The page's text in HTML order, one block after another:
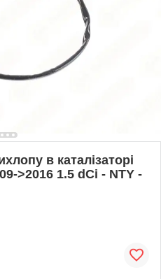
в каталізаторі
>2016 1.5 dCi - NTY -